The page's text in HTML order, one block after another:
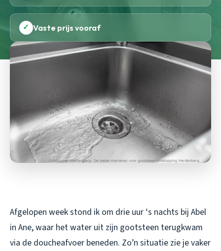
✓ Vaste prijs vooraf
Afgelopen week stond ik om drie uur ‘s nachts bij Abel
in Ane, waar het water uit zijn gootsteen terugkwam
via de doucheafvoer beneden. Zo’n situatie zie je vaker